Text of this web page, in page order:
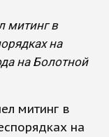
митинг в
на
на Болотной
митинг в
на